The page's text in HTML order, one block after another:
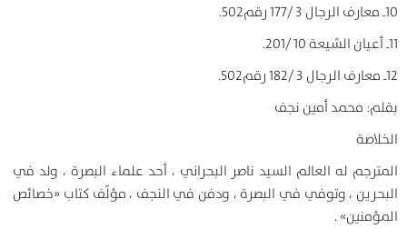
10ـ معارف الرجال 3 /177 رقم502.
11ـ أعيان الشيعة 10 /201.
12ـ معارف الرجال 3 /182 رقم502.
بقلم: محمد أمين نجف
الخلاصة
المترجم له العالم السيد ناصر البحراني ، أحد علماء البصرة ، ولد في
البحرين ، وتوفي في البصرة ، ودفن في النجف ، مؤلّف كتاب «خصائص
المؤمنين» .